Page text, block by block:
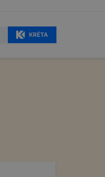
KRÉTA